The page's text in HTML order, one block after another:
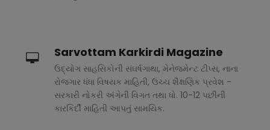
Sarvottam Karkirdi Magazine
ઉદ્યોગ સાહસિકોની સંઘર્ષગાથા, મેનેજમેન્ટ ટીપ્સ, નાના
રોજગાર ધંધા વિષયક માહિતી, ઉચ્ચ શૈક્ષણિક પ્રવેશ -
સરકારી નોકરી અંગેની વિગત તથા ધો. 10-12 પછીની
કારકિર્દી માહિતી આપતું સામયિક.